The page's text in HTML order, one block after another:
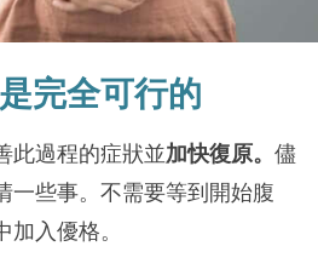
完全可行的
此過程的症狀並加快復原。 儘
一些事。不需要等到開始腹
入優格。